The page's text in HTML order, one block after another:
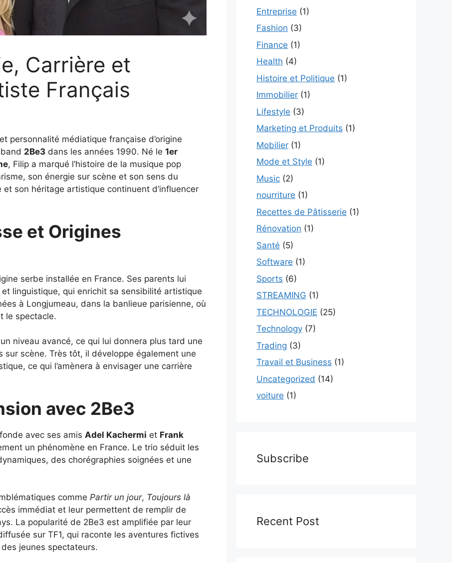
Carrière et
Français
personnalité médiatique française d’origine
2Be3 dans les années 1990. Né le 1er
, Filip a marqué l’histoire de la musique pop
son énergie sur scène et son sens du
son héritage artistique continuent d’influencer
et Origines
serbe installée en France. Ses parents lui
linguistique, qui enrichit sa sensibilité artistique
à Longjumeau, dans la banlieue parisienne, où
le spectacle.
niveau avancé, ce qui lui donnera plus tard une
scène. Très tôt, il développe également une
ce qui l’amènera à envisager une carrière
avec 2Be3
avec ses amis Adel Kachermi et Frank
un phénomène en France. Le trio séduit les
des chorégraphies soignées et une
comme Partir un jour, Toujours là
immédiat et leur permettent de remplir de
La popularité de 2Be3 est amplifiée par leur
sur TF1, qui raconte les aventures fictives
jeunes spectateurs.
Entreprise (1)
Fashion (3)
Finance (1)
Health (4)
Histoire et Politique (1)
Immobilier (1)
Lifestyle (3)
Marketing et Produits (1)
Mobilier (1)
Mode et Style (1)
Music (2)
nourriture (1)
Recettes de Pâtisserie (1)
Rénovation (1)
Santé (5)
Software (1)
Sports (6)
STREAMING (1)
TECHNOLOGIE (25)
Technology (7)
Trading (3)
Travail et Business (1)
Uncategorized (14)
voiture (1)
Subscribe
Recent Post